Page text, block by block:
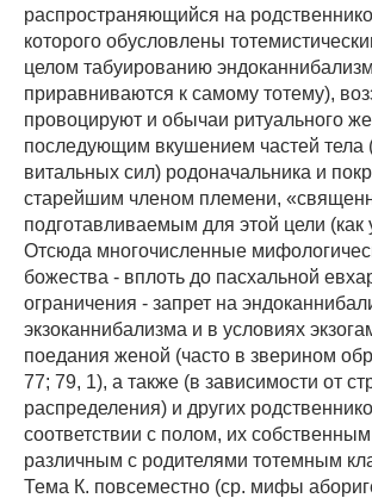
распространяющийся на
которого обусловлены
целом табуированию
приравниваются к самому тотему),
провоцируют и обычаи ритуального
последующим вкушением частей тела
витальных сил) родоначальника и
старейшим членом племени,
подготавливаемым для этой цели
Отсюда многочисленные
божества - вплоть до пасхальной
ограничения - запрет на
экзоканнибализма и в условиях
поедания женой (часто в зверином
77; 79, 1), а также (в зависимости от
распределения) и других
соответствии с полом, их
различным с родителями тотемным
Тема К. повсеместно (ср. мифы